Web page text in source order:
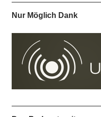
Nur Möglich Dank